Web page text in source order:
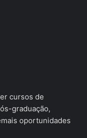
cursos de
graduação,
oportunidades